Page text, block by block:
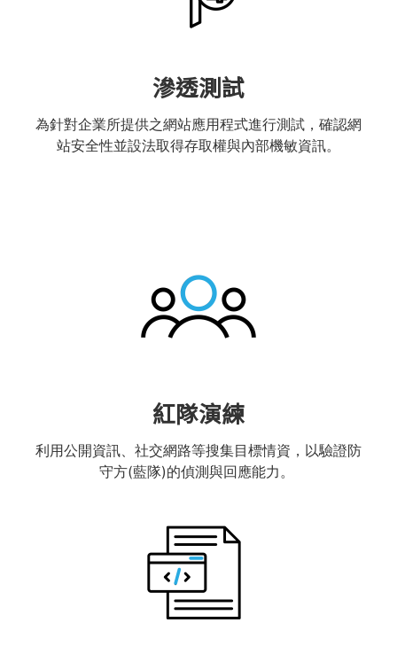
滲透測試
為針對企業所提供之網站應用程式進行測試，確認網
站安全性並設法取得存取權與內部機敏資訊。
紅隊演練
利用公開資訊、社交網路等搜集目標情資，以驗證防
守方(藍隊)的偵測與回應能力。